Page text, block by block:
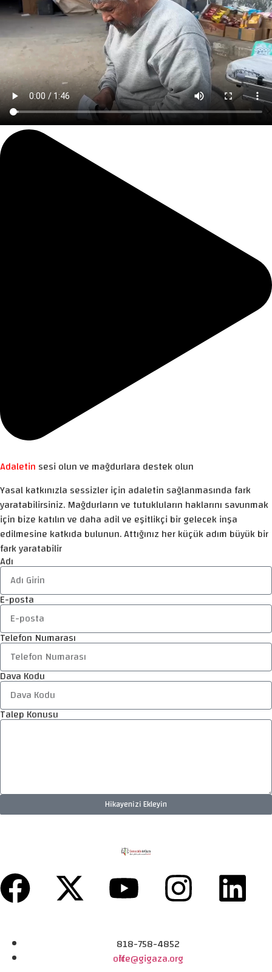
Adaletin sesi olun ve mağdurlara destek olun
Yasal katkınızla sessizler için adaletin sağlanmasında fark
yaratabilirsiniz. Mağdurların ve tutukluların haklarını savunmak
için bize katılın ve daha adil ve eşitlikçi bir gelecek inşa
edilmesine katkıda bulunun. Attığınız her küçük adım büyük bir
fark yaratabilir
Adı
E-posta
Telefon Numarası
Dava Kodu
Talep Konusu
Hikayenizi Ekleyin
818-758-4852
office@gigaza.org